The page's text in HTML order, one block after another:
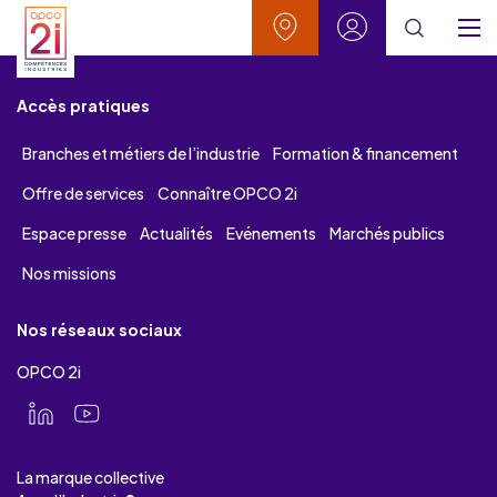
Aller au contenu
Aller à la recherche
Aller au menu
Aller au pied de page
Accès pratiques
Branches et métiers de l’industrie
Formation & financement
Offre de services
Connaître OPCO 2i
Espace presse
Actualités Evénements
Marchés publics
Nos missions
Nos réseaux sociaux
OPCO 2i
La marque collective